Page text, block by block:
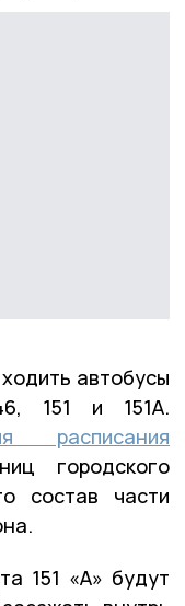
автобусы
151 и 151А.
расписания
городского
состав части
151 «А» будут